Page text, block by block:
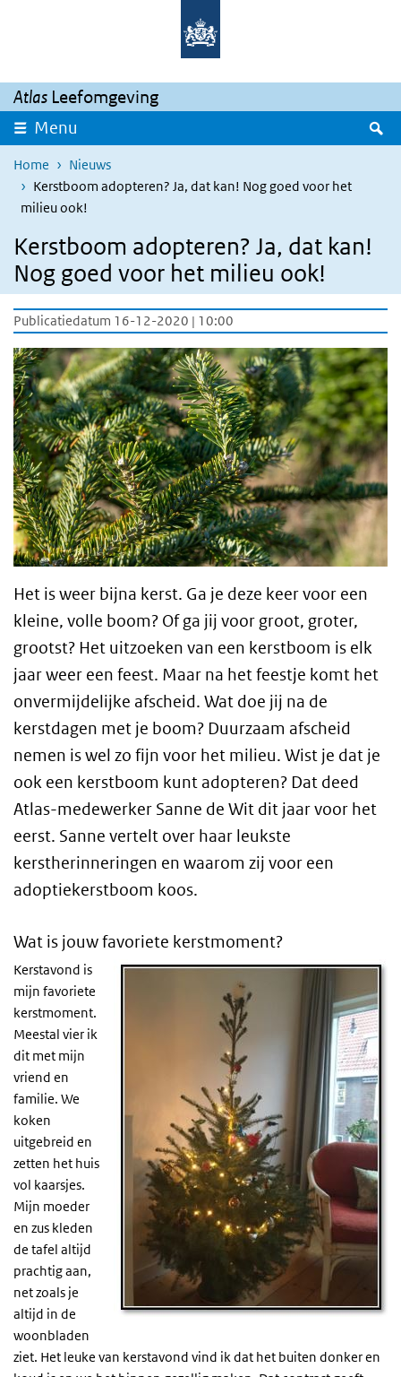
Overslaan en naar de inhoud gaan
Atlas Leefomgeving
Menu
Home
Nieuws
Kerstboom adopteren? Ja, dat kan! Nog goed voor het
milieu ook!
Kerstboom adopteren? Ja, dat kan!
Nog goed voor het milieu ook!
Publicatiedatum 16-12-2020 | 10:00
Het is weer bijna kerst. Ga je deze keer voor een
kleine, volle boom? Of ga jij voor groot, groter,
grootst? Het uitzoeken van een kerstboom is elk
jaar weer een feest. Maar na het feestje komt het
onvermijdelijke afscheid. Wat doe jij na de
kerstdagen met je boom? Duurzaam afscheid
nemen is wel zo fijn voor het milieu. Wist je dat je
ook een kerstboom kunt adopteren? Dat deed
Atlas-medewerker Sanne de Wit dit jaar voor het
eerst. Sanne vertelt over haar leukste
kerstherinneringen en waarom zij voor een
adoptiekerstboom koos.
Wat is jouw favoriete kerstmoment?
Kerstavond is
mijn favoriete
kerstmoment.
Meestal vier ik
dit met mijn
vriend en
familie. We
koken
uitgebreid en
zetten het huis
vol kaarsjes.
Mijn moeder
en zus kleden
de tafel altijd
prachtig aan,
net zoals je
altijd in de
woonbladen
ziet. Het leuke van kerstavond vind ik dat het buiten donker en